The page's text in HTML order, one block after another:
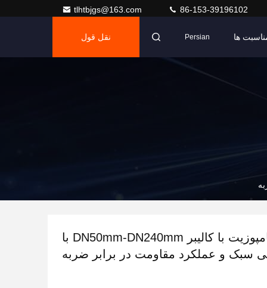
tlhtbjgs@163.com 86-153-39196102
ها Persian نقل قول
لوله گاز کامپوزیت با کالیبر DN50mm-DN240mm با
سبک و عملکرد مقاومت در برابر ضربه